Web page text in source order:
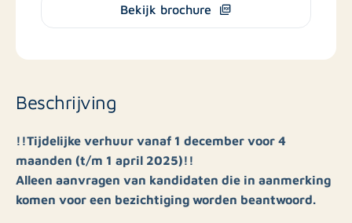
Bekijk brochure
Beschrijving
!!Tijdelijke verhuur vanaf 1 december voor 4
maanden (t/m 1 april 2025)!!
Alleen aanvragen van kandidaten die in aanmerking
komen voor een bezichtiging worden beantwoord.